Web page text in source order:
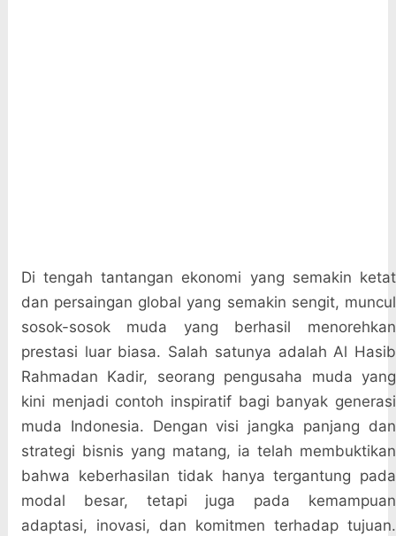
Di tengah tantangan ekonomi yang semakin ketat
dan persaingan global yang semakin sengit, muncul
sosok-sosok muda yang berhasil menorehkan
prestasi luar biasa. Salah satunya adalah Al Hasib
Rahmadan Kadir, seorang pengusaha muda yang
kini menjadi contoh inspiratif bagi banyak generasi
muda Indonesia. Dengan visi jangka panjang dan
strategi bisnis yang matang, ia telah membuktikan
bahwa keberhasilan tidak hanya tergantung pada
modal besar, tetapi juga pada kemampuan
adaptasi, inovasi, dan komitmen terhadap tujuan.